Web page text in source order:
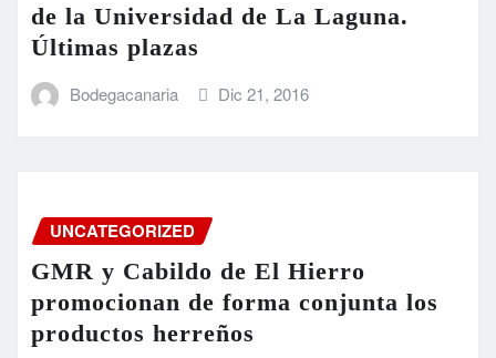
de la Universidad de La Laguna.
Últimas plazas
Bodegacanaria Dic 21, 2016
UNCATEGORIZED
GMR y Cabildo de El Hierro
promocionan de forma conjunta los
productos herreños